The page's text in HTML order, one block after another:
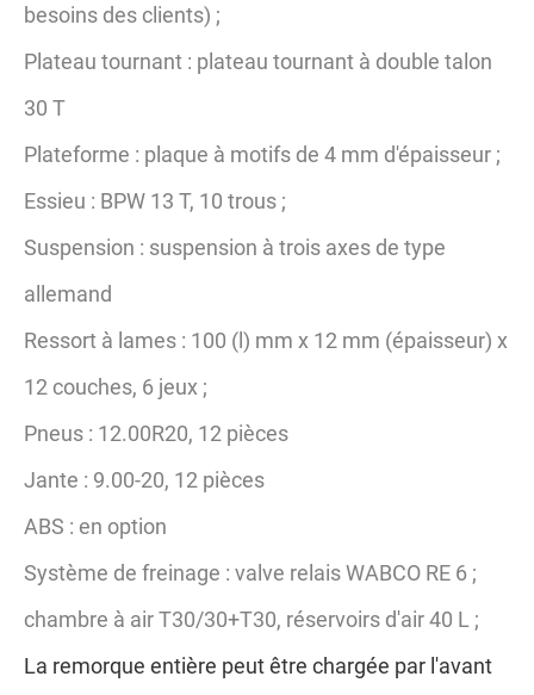
besoins des clients) ;
Plateau tournant : plateau tournant à double talon
30 T
Plateforme : plaque à motifs de 4 mm d'épaisseur ;
Essieu : BPW 13 T, 10 trous ;
Suspension : suspension à trois axes de type
allemand
Ressort à lames : 100 (l) mm x 12 mm (épaisseur) x
12 couches, 6 jeux ;
Pneus : 12.00R20, 12 pièces
Jante : 9.00-20, 12 pièces
ABS : en option
Système de freinage : valve relais WABCO RE 6 ;
chambre à air T30/30+T30, réservoirs d'air 40 L ;
La remorque entière peut être chargée par l'avant